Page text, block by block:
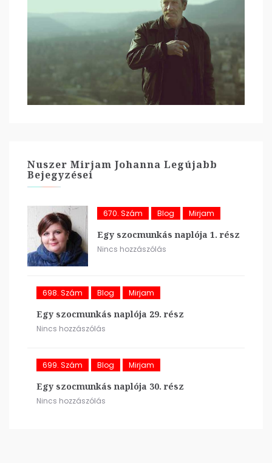
Nuszer Mirjam Johanna Legújabb
Bejegyzései
670. Szám Blog Mirjam
Egy szocmunkás naplója 1. rész
Nincs hozzászólás
698. Szám Blog Mirjam
Egy szocmunkás naplója 29. rész
Nincs hozzászólás
699. Szám Blog Mirjam
Egy szocmunkás naplója 30. rész
Nincs hozzászólás